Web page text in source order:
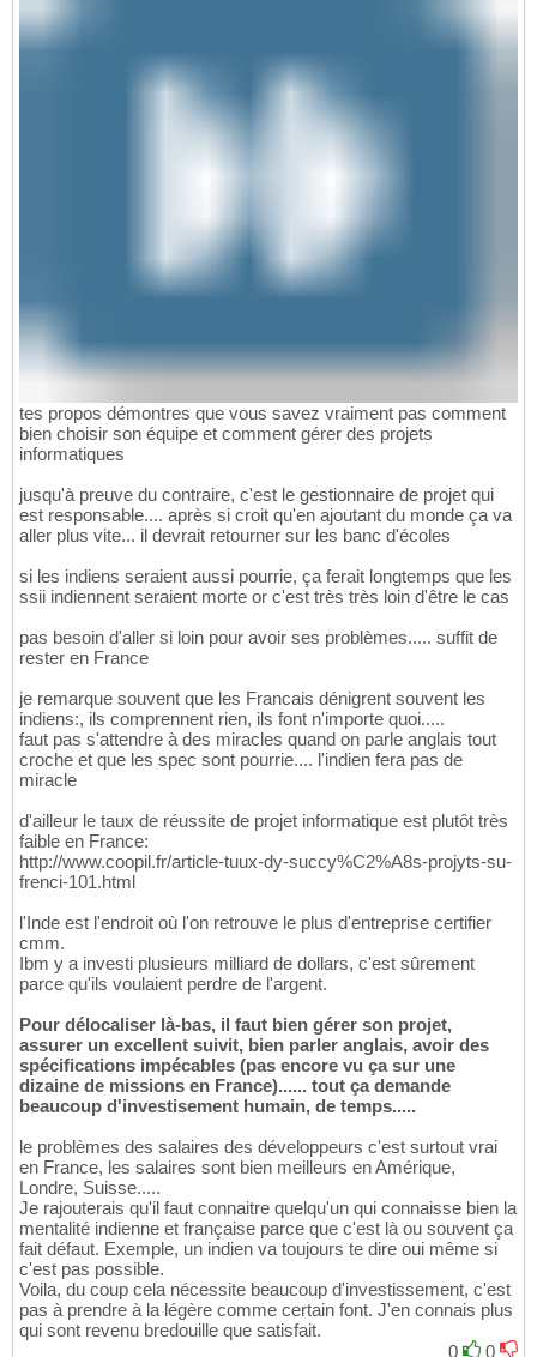
tes propos démontres que vous savez vraiment pas comment
bien choisir son équipe et comment gérer des projets
informatiques
jusqu'à preuve du contraire, c'est le gestionnaire de projet qui
est responsable.... après si croit qu'en ajoutant du monde ça va
aller plus vite... il devrait retourner sur les banc d'écoles
si les indiens seraient aussi pourrie, ça ferait longtemps que les
ssii indiennent seraient morte or c'est très très loin d'être le cas
pas besoin d'aller si loin pour avoir ses problèmes..... suffit de
rester en France
je remarque souvent que les Francais dénigrent souvent les
indiens:, ils comprennent rien, ils font n'importe quoi.....
faut pas s'attendre à des miracles quand on parle anglais tout
croche et que les spec sont pourrie.... l'indien fera pas de
miracle
d'ailleur le taux de réussite de projet informatique est plutôt très
faible en France:
http://www.coopil.fr/article-tuux-dy-succy%C2%A8s-projyts-su-
frenci-101.html
l'Inde est l'endroit où l'on retrouve le plus d'entreprise certifier
cmm.
Ibm y a investi plusieurs milliard de dollars, c'est sûrement
parce qu'ils voulaient perdre de l'argent.
Pour délocaliser là-bas, il faut bien gérer son projet,
assurer un excellent suivit, bien parler anglais, avoir des
spécifications impécables (pas encore vu ça sur une
dizaine de missions en France)...... tout ça demande
beaucoup d'investisement humain, de temps.....
le problèmes des salaires des développeurs c'est surtout vrai
en France, les salaires sont bien meilleurs en Amérique,
Londre, Suisse.....
Je rajouterais qu'il faut connaitre quelqu'un qui connaisse bien la
mentalité indienne et française parce que c'est là ou souvent ça
fait défaut. Exemple, un indien va toujours te dire oui même si
c'est pas possible.
Voila, du coup cela nécessite beaucoup d'investissement, c'est
pas à prendre à la légère comme certain font. J'en connais plus
qui sont revenu bredouille que satisfait.
0
0